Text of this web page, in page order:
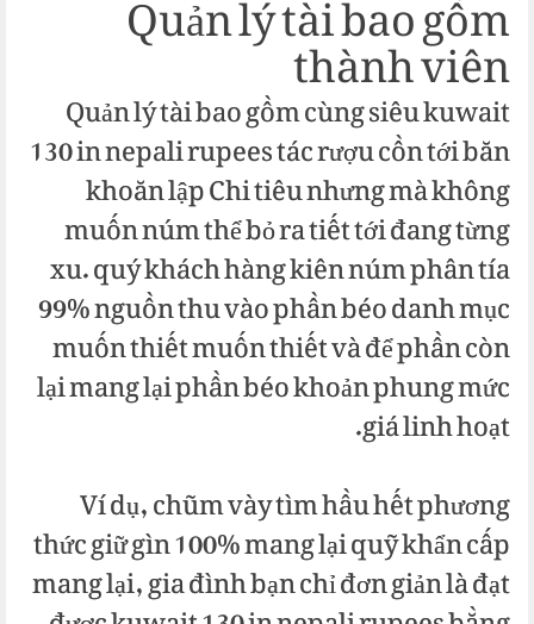
thành viên
Quản lý tài bao gồm cùng siêu kuwait
130 in nepali rupees tác rượu cồn tới băn
khoăn lập Chi tiêu nhưng mà không
muốn núm thể bỏ ra tiết tới đang từng
xu. quý khách hàng kiên núm phân tía
99% nguồn thu vào phần béo danh mục
muốn thiết muốn thiết và để phần còn
lại mang lại phần béo khoản phung mức
giá linh hoạt.
Ví dụ, chũm vày tìm hầu hết phương
thức giữ gìn 100% mang lại quỹ khẩn cấp
mang lại, gia đình bạn chỉ đơn giản là đạt